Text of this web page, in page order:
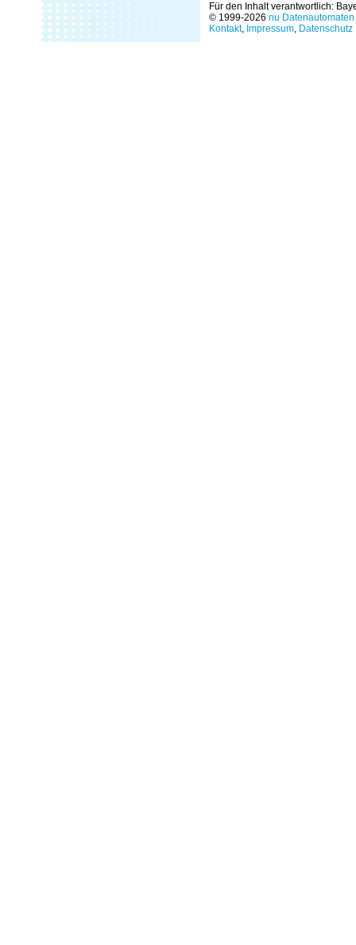
Für den Inhalt verantwortlich:
© 1999-2026 nu
Kontakt, Impressum, Datenschutz